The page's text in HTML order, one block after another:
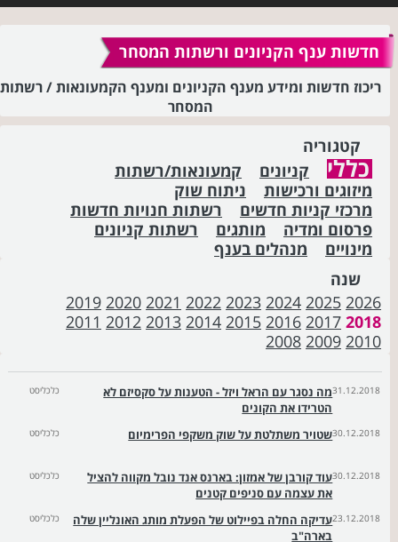
חדשות ענף הקניונים ורשתות המסחר
ריכוז חדשות ומידע מענף הקניונים ומענף הקמעונאות / רשתות
המסחר
קטגוריה
כללי קניונים
קמעונאות/רשתות
מיזוגים ורכישות
ניתוח שוק
מרכזי קניות חדשים
רשתות חנויות חדשות
פרסום ומדיה
מותגים
רשתות קניונים
מינויים
מנהלים בענף
שנה
2026
2025
2024
2023
2022
2021
2020
2019
2018
2017
2016
2015
2014
2013
2012
2011
2010
2009
2008
31.12.2018מה נסגר עם הראל ויזל - הטענות על סקסיזם לא
הטרידו את הקונים
כלכליסט
30.12.2018שטויר משתלטת על שוק משקפי הפרימיום כלכליסט
30.12.2018עוד קורבן של אמזון: בארנס אנד נובל מקווה להציל
את עצמה עם סניפים קטנים
כלכליסט
23.12.2018עדיקה החלה בפיילוט של הפעלת מותג האונליין שלה
בארה"ב
כלכליסט